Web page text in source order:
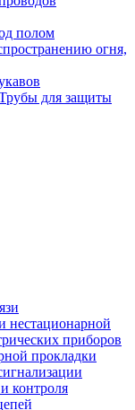
полом
огня,
для защиты
нестационарной
приборов
прокладки
контроля